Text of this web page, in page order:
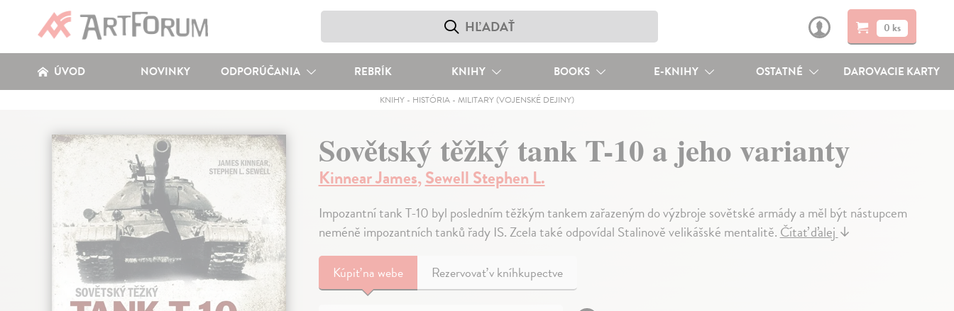
0 ks
ÚVOD NOVINKY ODPORÚČANIA REBRÍK KNIHY BOOKS E-KNIHY OSTATNÉ DAROVACIE KARTY
KNIHY- HISTÓRIA- MILITARY (VOJENSKÉ DEJINY)
Sovětský těžký tank T-10 a jeho varianty
Kinnear James,Sewell Stephen L.
Impozantní tank T-10 byl posledním těžkým tankem zařazeným do výzbroje sovětské armády a měl být nástupcem
neméně impozantních tanků řady IS. Zcela také odpovídal Stalinově velikášské mentalitě.Čítať ďalej↓
Kúpiťna webe Rezervovať v kníhkupectve